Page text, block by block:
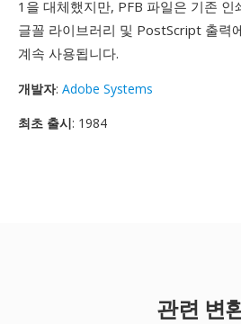
1을 대체했지만, PFB 파일은 기존
글꼴 라이브러리 및 PostScript 출력
계속 사용됩니다.
개발자: Adobe Systems
최초 출시: 1984
관련 변